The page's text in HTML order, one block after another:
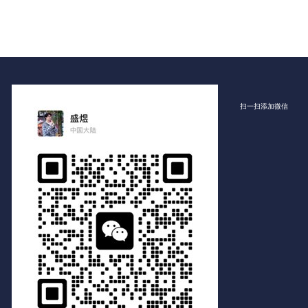
扫一扫添加微信